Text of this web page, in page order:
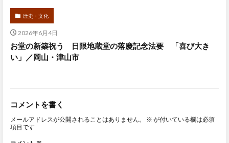
歴史・文化
2026年6月4日
お堂の新築祝う 日限地蔵堂の落慶記念法要 「喜び大き
い」／岡山・津山市
コメントを書く
メールアドレスが公開されることはありません。 ※ が付いている欄は必須
項目です